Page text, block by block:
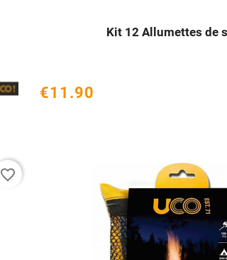
Kit 12 Allumettes de
  
€11.90
favorite_border